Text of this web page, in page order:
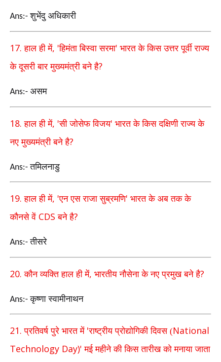
Ans:-शुभेंदु अधिकारी
17.हाल ही में, 'हिमंता बिस्वा सरमा' भारत के किस उत्तर पूर्वी राज्य
के दूसरी बार मुख्यमंत्री बने है?
Ans:- असम
18.हाल ही में, 'सी जोसेफ विजय' भारत के किस दक्षिणी राज्य के
नए मुख्यमंत्री बने है?
Ans:-तमिलनाडु
19.हाल ही में, 'एन एस राजा सुब्रमणि' भारत के अब तक के
कौनसे वें CDSबने है?
Ans:-तीसरे
20.कौन व्यक्ति हाल ही में, भारतीय नौसेना के नए प्रमुख बने है?
Ans:-कृष्णा स्वामीनाथन
21.प्रतिवर्ष पुरे भारत में 'राष्ट्रीय प्रोद्योगिकी दिवस (National
Technology Day)'मई महीने की किस तारीख को मनाया जाता